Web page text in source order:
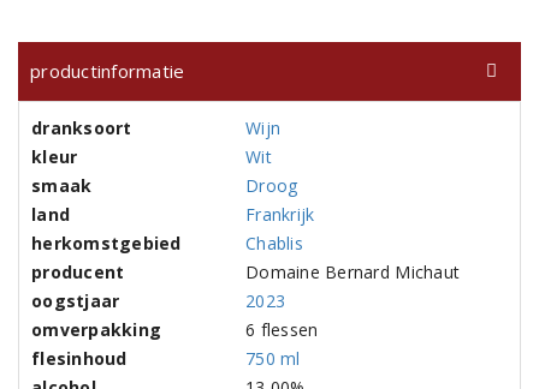
productinformatie
dranksoort
Wijn
kleur
Wit
smaak
Droog
land
Frankrijk
herkomstgebied
Chablis
producent
Domaine Bernard Michaut
oogstjaar
2023
omverpakking
6 flessen
flesinhoud
750 ml